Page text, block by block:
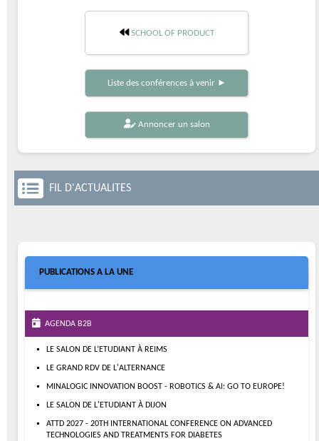
SCHOOL OF PRODUCT
Liste des conférences à venir ►
Annoncer un salon
FIL D'ACTUALITES
PUBLICATIONS A LA UNE
AGENDA B2B
LE SALON DE L’ETUDIANT À REIMS
LE GRAND RDV DE L'ALTERNANCE
MINALOGIC INNOVATION BOOST - ROBOTICS & AI: GO TO EUROPE!
LE SALON DE L'ETUDIANT À DIJON
ATTD 2027 - 20TH INTERNATIONAL CONFERENCE ON ADVANCED
TECHNOLOGIES AND TREATMENTS FOR DIABETES